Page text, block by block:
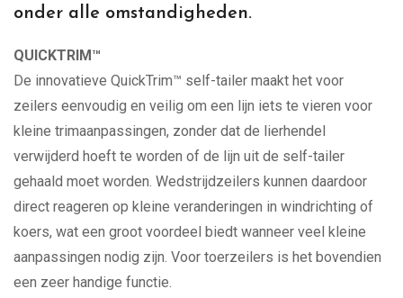
onder alle omstandigheden.
QUICKTRIM™
De innovatieve QuickTrim™ self-tailer maakt het voor
zeilers eenvoudig en veilig om een lijn iets te vieren voor
kleine trimaanpassingen, zonder dat de lierhendel
verwijderd hoeft te worden of de lijn uit de self-tailer
gehaald moet worden. Wedstrijdzeilers kunnen daardoor
direct reageren op kleine veranderingen in windrichting of
koers, wat een groot voordeel biedt wanneer veel kleine
aanpassingen nodig zijn. Voor toerzeilers is het bovendien
een zeer handige functie.